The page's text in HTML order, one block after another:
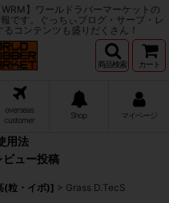
】ワールドラバーマーケットの
です。ぐっちぃブログ・サーブ・レ
コンテンツも盛りだくさん！
商品検索 カート
overseas
customer
Shop マイページ
用法
ビュー投稿
(粒・イボ)] > Grass D.TecS